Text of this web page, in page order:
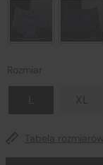
Rozmiar
L XL
Tabela rozmiarów